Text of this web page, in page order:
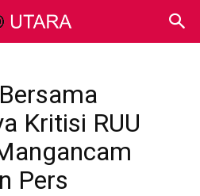
Kritisi RUU
Pers